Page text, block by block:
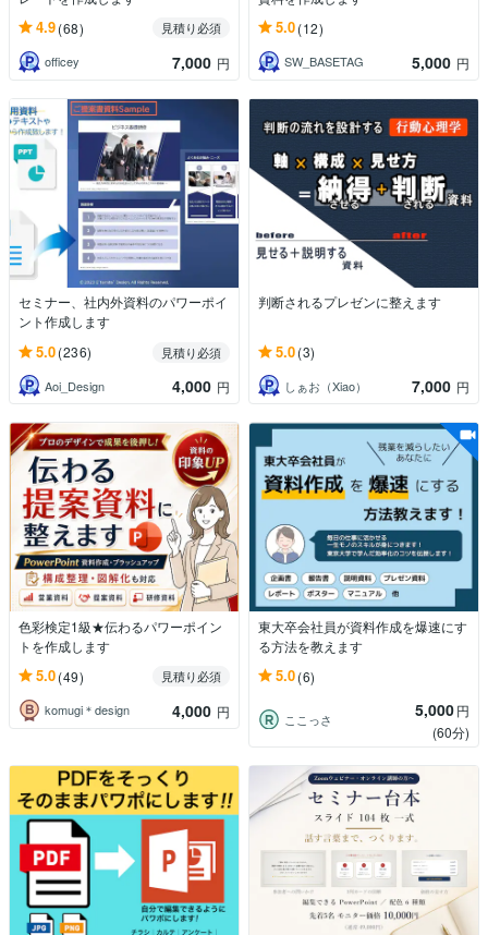
4.9(68)
見積り必須
officey
7,000 円
5.0(12)
SW_BASETAG 5,000 円
セミナー、社内外資料のパワーポイ
ント作成します
5.0(236)
見積り必須
Aoi_Design
4,000 円
判断されるプレゼンに整えます
5.0(3)
しぁお（Xiao） 7,000 円
色彩検定1級★伝わるパワーポイン
トを作成します
5.0(49)
見積り必須
komugi＊design
4,000 円
東大卒会社員が資料作成を爆速にす
る方法を教えます
5.0(6)
ここっさ 5,000円
(60分)